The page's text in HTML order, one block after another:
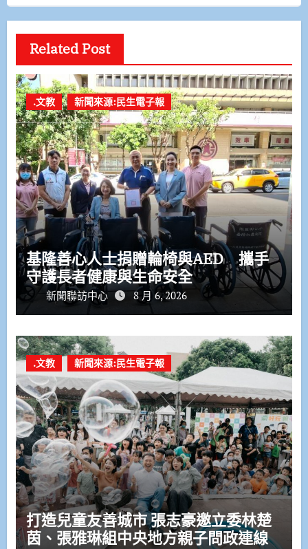
Related Post
.文教 新聞來源:民生電子報
基隆善心人士捐贈輪椅與AED 攜手
守護長者健康與生命安全
新聞聯訪中心 8 月 6, 2026
.文教 新聞來源:民生電子報
打造兒童友善城市 張志豪邀立委林楚
茵、張雅琳組中央地方親子問政連線